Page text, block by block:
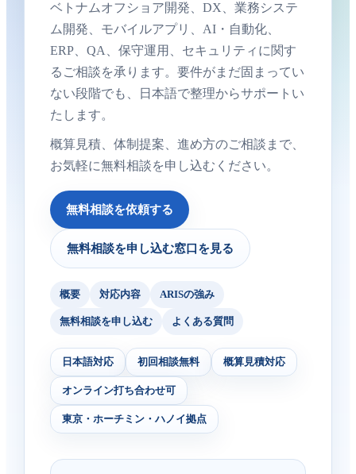
ベトナムオフショア開発、DX、業務システ
ム開発、モバイルアプリ、AI・自動化、
ERP、QA、保守運用、セキュリティに関す
るご相談を承ります。要件がまだ固まってい
ない段階でも、日本語で整理からサポートい
たします。
概算見積、体制提案、進め方のご相談まで、
お気軽に無料相談を申し込むください。
無料相談を依頼する
無料相談を申し込む窓口を見る
概要 対応内容 ARISの強み
無料相談を申し込む よくある質問
日本語対応 初回相談無料 概算見積対応
オンライン打ち合わせ可
東京・ホーチミン・ハノイ拠点